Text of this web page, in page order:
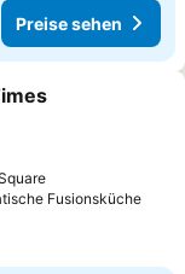
Preise sehen
hinzufügen
Fusionsküche